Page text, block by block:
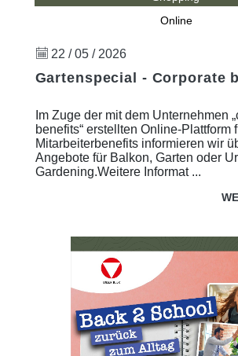
Online
22 / 05 / 2026
Gartenspecial - Corporate
Im Zuge der mit dem Unternehmen
benefits“ erstellten Online-Plattform
Mitarbeiterbenefits informieren wir
Angebote für Balkon, Garten oder
Gardening.Weitere Informat ...